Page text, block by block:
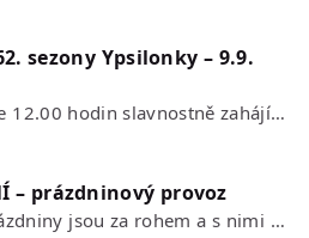
sezony Ypsilonky – 9.9.
Ve středu 9. září 2026 ve 12.00 hodin slavnostně zahájíme novou divadelní…
– prázdninový provoz
Milí diváci! Divadelní prázdniny jsou za rohem a s nimi se mění i otevírací…